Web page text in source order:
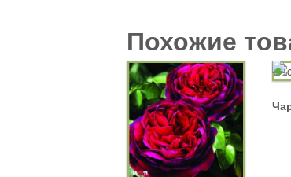
Похожие